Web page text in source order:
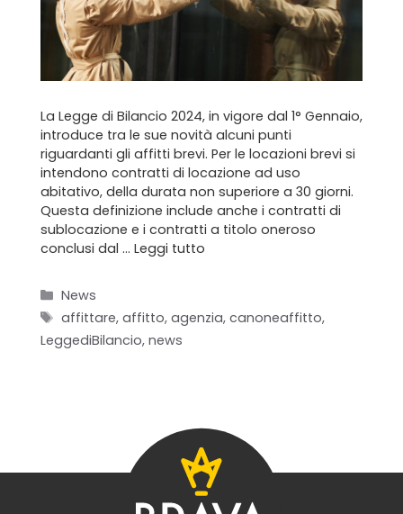
La Legge di Bilancio 2024, in vigore dal 1° Gennaio,
introduce tra le sue novità alcuni punti
riguardanti gli affitti brevi. Per le locazioni brevi si
intendono contratti di locazione ad uso
abitativo, della durata non superiore a 30 giorni.
Questa definizione include anche i contratti di
sublocazione e i contratti a titolo oneroso
conclusi dal … Leggi tutto
Categorie
News
Tag
affittare,affitto,agenzia,canoneaffitto,
LeggediBilancio, news